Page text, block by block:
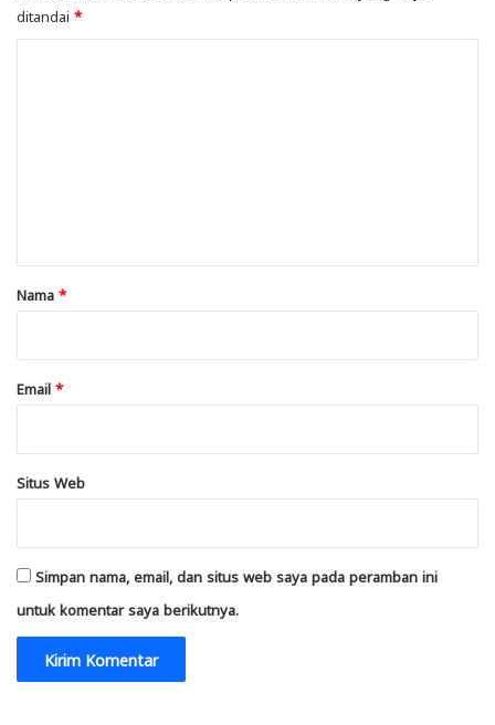
ditandai *
rNama *
Email *
Situs Web
Simpan nama, email, dan situs web saya pada peramban ini
untuk komentar saya berikutnya.